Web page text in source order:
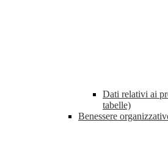
Dati relativi ai
tabelle)
Benessere